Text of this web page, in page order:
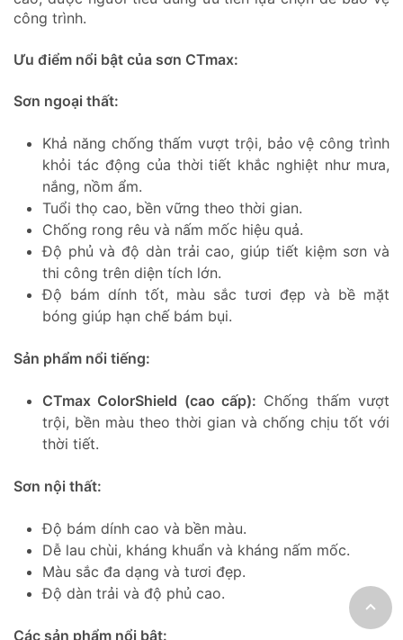
công trình.
Ưu điểm nổi bật của sơn CTmax:
Sơn ngoại thất:
Khả năng chống thấm vượt trội, bảo vệ công trình
khỏi tác động của thời tiết khắc nghiệt như mưa,
nắng, nồm ẩm.
Tuổi thọ cao, bền vững theo thời gian.
Chống rong rêu và nấm mốc hiệu quả.
Độ phủ và độ dàn trải cao, giúp tiết kiệm sơn và
thi công trên diện tích lớn.
Độ bám dính tốt, màu sắc tươi đẹp và bề mặt
bóng giúp hạn chế bám bụi.
Sản phẩm nổi tiếng:
CTmax ColorShield (cao cấp): Chống thấm vượt
trội, bền màu theo thời gian và chống chịu tốt với
thời tiết.
Sơn nội thất:
Độ bám dính cao và bền màu.
Dễ lau chùi, kháng khuẩn và kháng nấm mốc.
Màu sắc đa dạng và tươi đẹp.
Độ dàn trải và độ phủ cao.
Các sản phẩm nổi bật: